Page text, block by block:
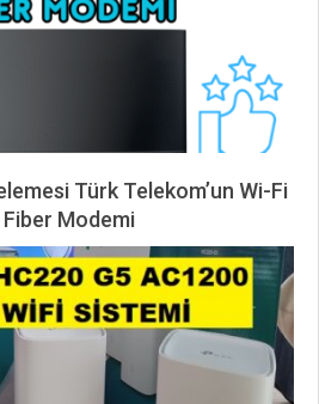
Türk Telekom’un Wi-Fi
Fiber Modemi